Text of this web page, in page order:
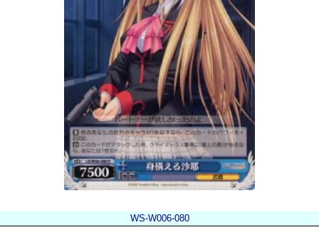
WS-W006-080